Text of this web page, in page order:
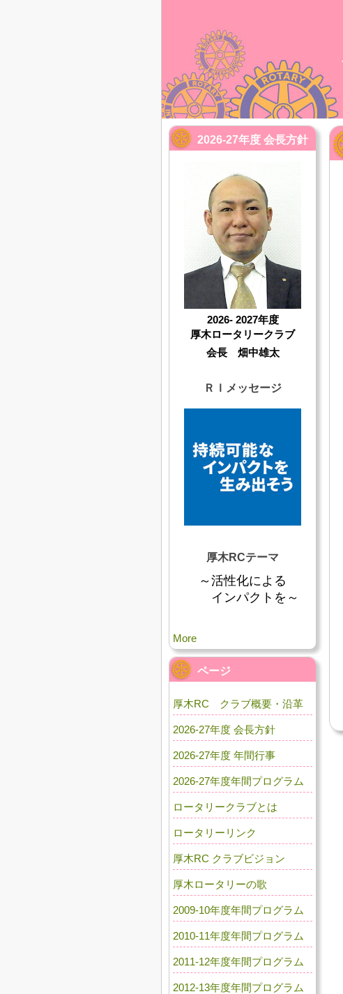
2026-27年度 会長方針
2026- 2027年度
厚木ロータリークラブ
会長 畑中雄太
ＲＩメッセージ
厚木RCテーマ
～活性化による
インパクトを～
More
ページ
厚木RC クラブ概要・沿革
2026-27年度 会長方針
2026-27年度 年間行事
2026-27年度年間プログラム
ロータリークラブとは
ロータリーリンク
厚木RC クラブビジョン
厚木ロータリーの歌
2009-10年度年間プログラム
2010-11年度年間プログラム
2011-12年度年間プログラム
2012-13年度年間プログラム